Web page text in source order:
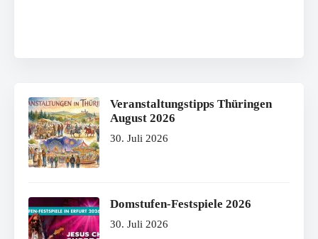
Veranstaltungstipps Thüringen
August 2026
30. Juli 2026
Domstufen-Festspiele 2026
30. Juli 2026